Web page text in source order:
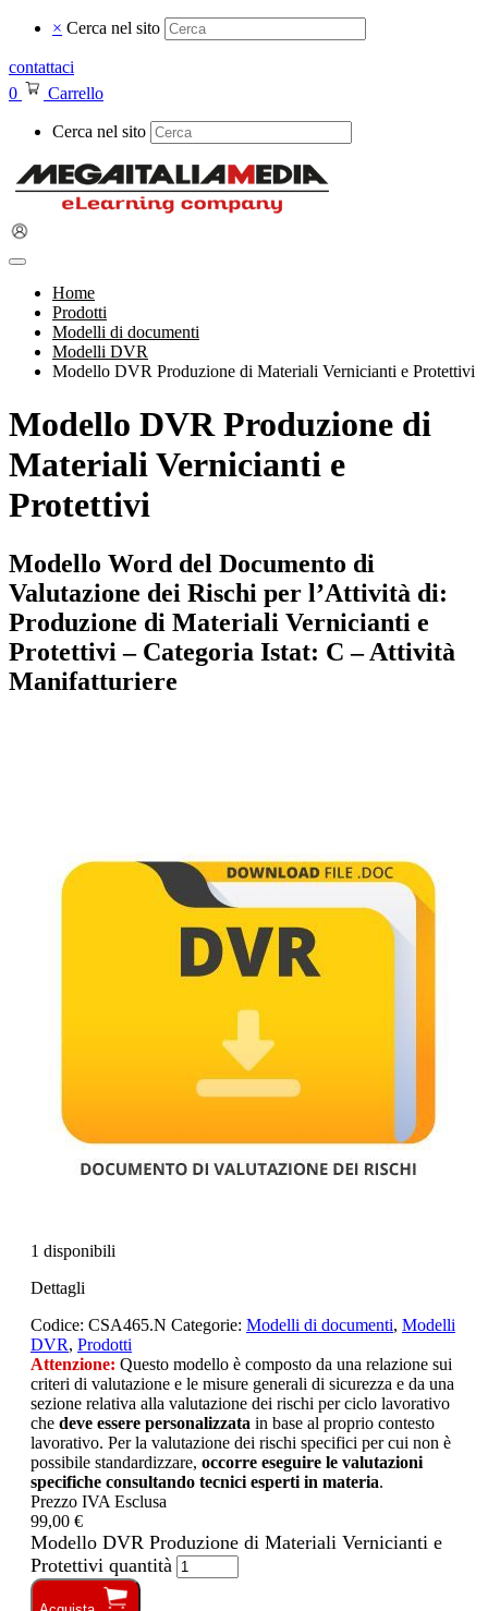
× Cerca nel sito
contattaci
0
Carrello
Cerca nel sito
Home
Prodotti
Modelli di documenti
Modelli DVR
Modello DVR Produzione di Materiali Vernicianti e Protettivi
Modello DVR Produzione di
Materiali Vernicianti e
Protettivi
Modello Word del Documento di
Valutazione dei Rischi per l’Attività di:
Produzione di Materiali Vernicianti e
Protettivi – Categoria Istat: C – Attività
Manifatturiere
1 disponibili
Dettagli
Codice: CSA465.N Categorie: Modelli di documenti, Modelli
DVR, Prodotti
Attenzione: Questo modello è composto da una relazione sui
criteri di valutazione e le misure generali di sicurezza e da una
sezione relativa alla valutazione dei rischi per ciclo lavorativo
che deve essere personalizzata in base al proprio contesto
lavorativo. Per la valutazione dei rischi specifici per cui non è
possibile standardizzare, occorre eseguire le valutazioni
specifiche consultando tecnici esperti in materia.
Prezzo IVA Esclusa
99,00 €
Modello DVR Produzione di Materiali Vernicianti e
Protettivi quantità